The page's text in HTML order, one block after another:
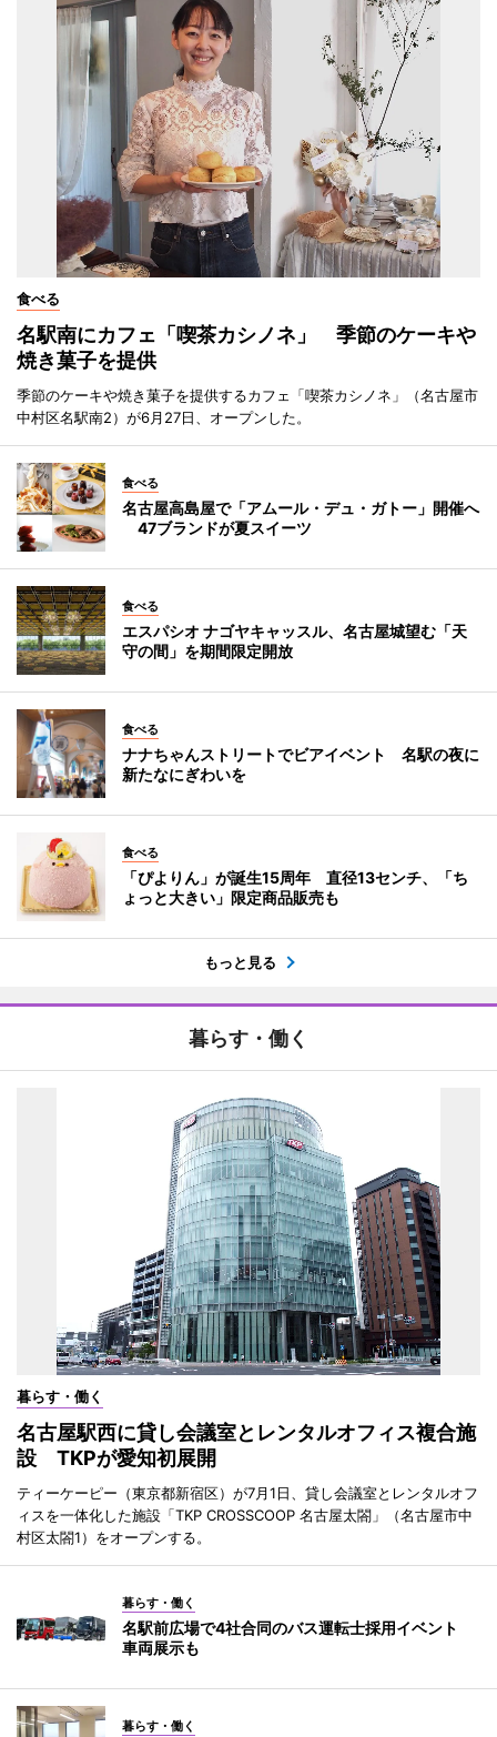
食べる
名駅南にカフェ「喫茶カシノネ」 季節のケーキや
焼き菓子を提供
季節のケーキや焼き菓子を提供するカフェ「喫茶カシノネ」（名古屋市
中村区名駅南2）が6月27日、オープンした。
食べる
名古屋高島屋で「アムール・デュ・ガトー」開催へ
47ブランドが夏スイーツ
食べる
エスパシオ ナゴヤキャッスル、名古屋城望む「天
守の間」を期間限定開放
食べる
ナナちゃんストリートでビアイベント 名駅の夜に
新たなにぎわいを
食べる
「ぴよりん」が誕生15周年 直径13センチ、「ち
ょっと大きい」限定商品販売も
もっと見る
暮らす・働く
暮らす・働く
名古屋駅西に貸し会議室とレンタルオフィス複合施
設 TKPが愛知初展開
ティーケーピー（東京都新宿区）が7月1日、貸し会議室とレンタルオフ
ィスを一体化した施設「TKP CROSSCOOP 名古屋太閤」（名古屋市中
村区太閤1）をオープンする。
暮らす・働く
名駅前広場で4社合同のバス運転士採用イベント
車両展示も
暮らす・働く